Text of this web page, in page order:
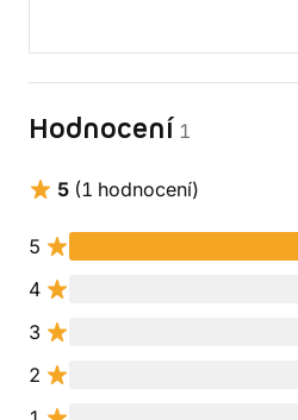
Hodnocení 1
5 (1 hodnocení)
5
4
3
2